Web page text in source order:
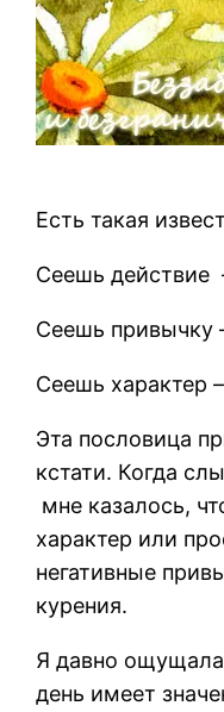
Есть такая
Сеешь действие
Сеешь привычку
Сеешь характер
Эта пословица
кстати. Когда
мне казалось,
характер или
негативные
курения.
Я давно
день имеет